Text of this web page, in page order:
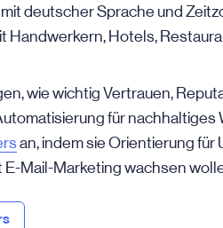
deutscher Sprache und
Handwerkern, Hotels,
wie wichtig Vertrauen,
für nachhaltiges
an, indem sie Orientierung
E-Mail-Marketing wachsen